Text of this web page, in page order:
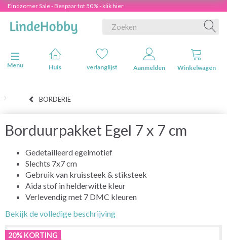
Eindzomer Sale - Bespaar tot 50% - klik hier
Navigatie in-/uitschakelen
Menu
Huis verlanglijst Aanmelden Winkelwagen
BORDERIE
Borduurpakket Egel 7 x 7 cm
Gedetailleerd egelmotief
Slechts 7x7 cm
Gebruik van kruissteek & stiksteek
Aida stof in helderwitte kleur
Verlevendig met 7 DMC kleuren
Bekijk de volledige beschrijving
20% KORTING